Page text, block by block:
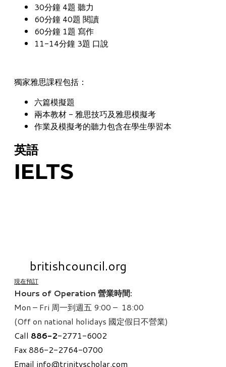
30分鐘 4題 聽力
60分鐘 40題 閱讀
60分鐘 1題 寫作
11-14分鐘 3題 口說
獨家雅思課程包括：
六篇模擬題
兩本教材 - 雅思技巧及雅思模擬考
作業及模擬考的聽力包含在學生學習本
英語
IELTS
britishcouncil.org
現在預訂
Hours of Operation 營業時間:
Mon – Fri 周一到週五 9:00 – 18:00
(Off on national holidays 國定假日不營業)
Call 886-2-2771-6002
Fax 886-2-2764-0700
Email info@trinityscholar.com